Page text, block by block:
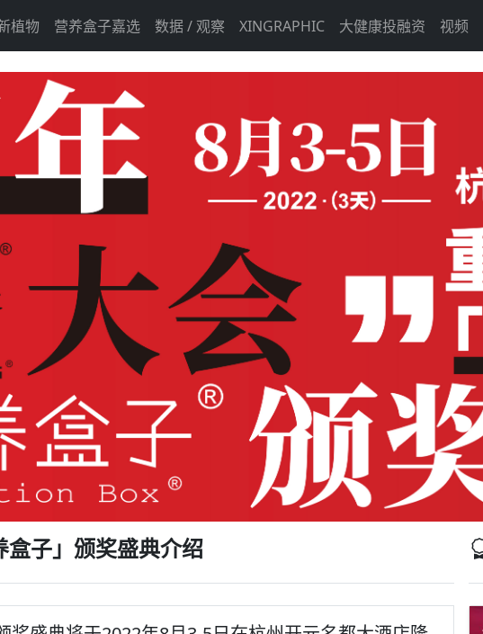
植物 营养盒子嘉选 数据 / 观察 XINGRAPHIC 大健康投融资 视频
子」颁奖盛典介绍